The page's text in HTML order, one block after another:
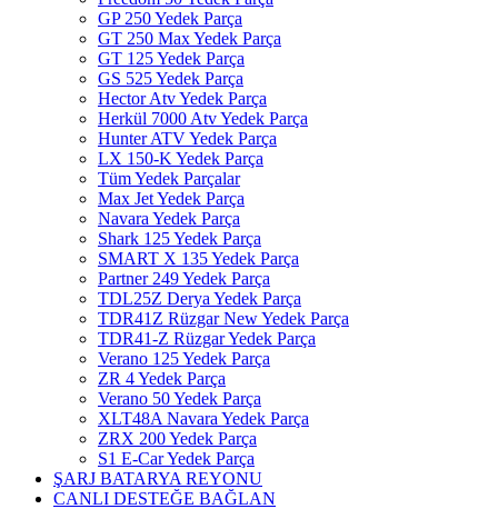
GP 250 Yedek Parça
GT 250 Max Yedek Parça
GT 125 Yedek Parça
GS 525 Yedek Parça
Hector Atv Yedek Parça
Herkül 7000 Atv Yedek Parça
Hunter ATV Yedek Parça
LX 150-K Yedek Parça
Tüm Yedek Parçalar
Max Jet Yedek Parça
Navara Yedek Parça
Shark 125 Yedek Parça
SMART X 135 Yedek Parça
Partner 249 Yedek Parça
TDL25Z Derya Yedek Parça
TDR41Z Rüzgar New Yedek Parça
TDR41-Z Rüzgar Yedek Parça
Verano 125 Yedek Parça
ZR 4 Yedek Parça
Verano 50 Yedek Parça
XLT48A Navara Yedek Parça
ZRX 200 Yedek Parça
S1 E-Car Yedek Parça
ŞARJ BATARYA REYONU
CANLI DESTEĞE BAĞLAN